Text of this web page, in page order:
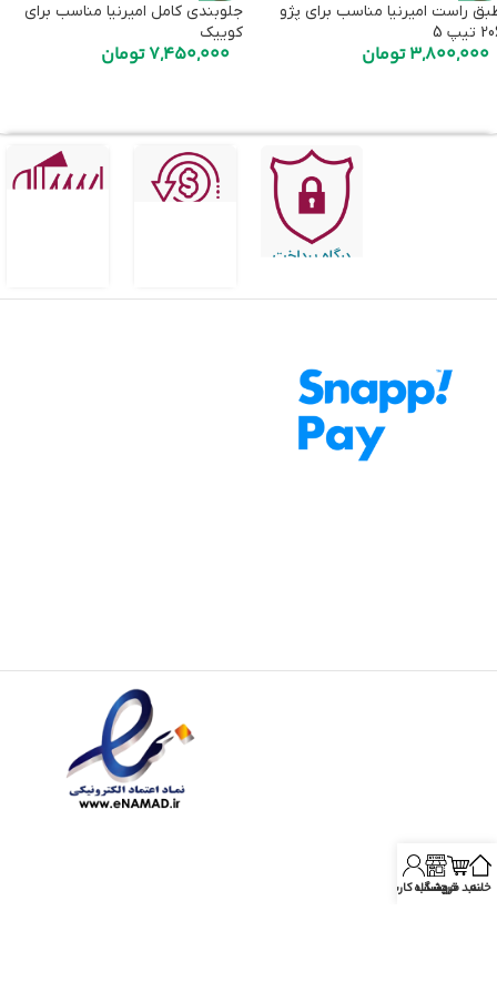
راست امیرنیا مناسب برای پژو
تیپ 5
3,800,000تومان
جلوبندی کامل امیرنیا مناسب برای
کوییک
7,450,000تومان
خانهسبد خرید
فروشگاه
حساب کاربری